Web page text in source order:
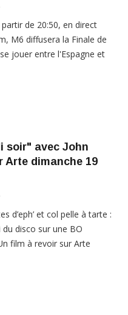
de 20:50, en direct
M6 diffusera la Finale de
jouer entre l'Espagne et
soir" avec John
Arte dimanche 19
d’eph’ et col pelle à tarte :
disco sur une BO
film à revoir sur Arte